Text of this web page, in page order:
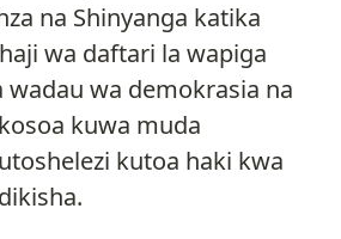
na Shinyanga katika
wa daftari la wapiga
wadau wa demokrasia na
kuwa muda
kutoa haki kwa